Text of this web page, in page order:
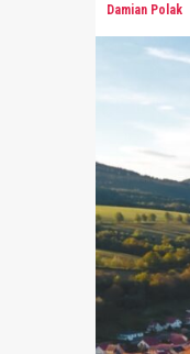
Damian Polak